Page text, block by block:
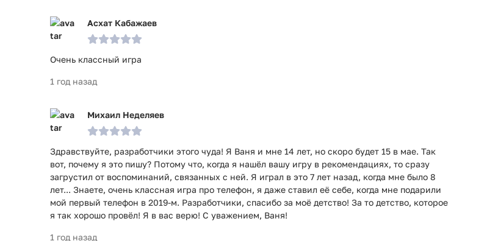
Асхат Кабажаев
Очень классный игра
1 год назад
Михаил Неделяев
Здравствуйте, разработчики этого чуда! Я Ваня и мне 14 лет, но скоро будет 15 в мае. Так
вот, почему я это пишу? Потому что, когда я нашёл вашу игру в рекомендациях, то сразу
загрустил от воспоминаний, связанных с ней. Я играл в это 7 лет назад, когда мне было 8
лет... Знаете, очень классная игра про телефон, я даже ставил её себе, когда мне подарили
мой первый телефон в 2019-м. Разработчики, спасибо за моё детство! За то детство, которое
я так хорошо провёл! Я в вас верю! С уважением, Ваня!
1 год назад